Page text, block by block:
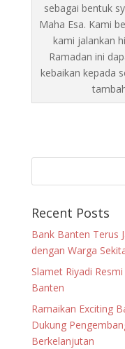
sebagai bentuk
Maha Esa. Kami
kami jalankan
Ramadan ini
kebaikan kepada
Recent Posts
Bank Banten Terus
dengan Warga
Slamet Riyadi
Banten
Ramaikan Exciting
Dukung
Berkelanjutan